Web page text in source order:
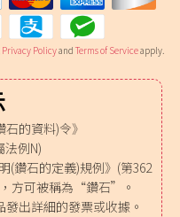
Privacy Policyand Terms of Serviceapply.
石的資料)令》
法例N)
(鑽石的定義)規例》(第362
方可被稱為“鑽石”。
出詳細的發票或收據。